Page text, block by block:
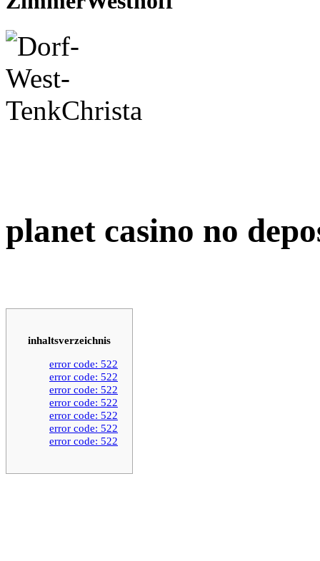
planet casino no
inhaltsverzeichnis
error code: 522
error code: 522
error code: 522
error code: 522
error code: 522
error code: 522
error code: 522